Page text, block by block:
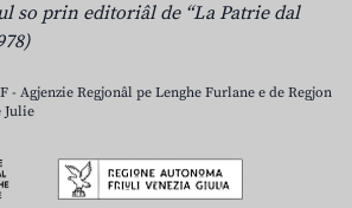
so prin editoriâl de “La Patrie dal
- Agjenzie Regjonâl pe Lenghe Furlane e de Regjon
Julie